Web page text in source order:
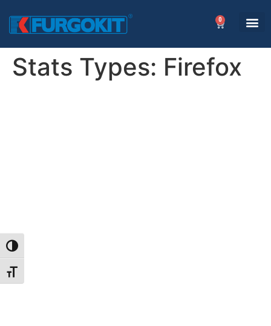
ATTIVA/DISATTIVA ALTO CONTRASTO
ATTIVA/DISATTIVA DIMENSIONE TESTO
0
Stats Types: Firefox